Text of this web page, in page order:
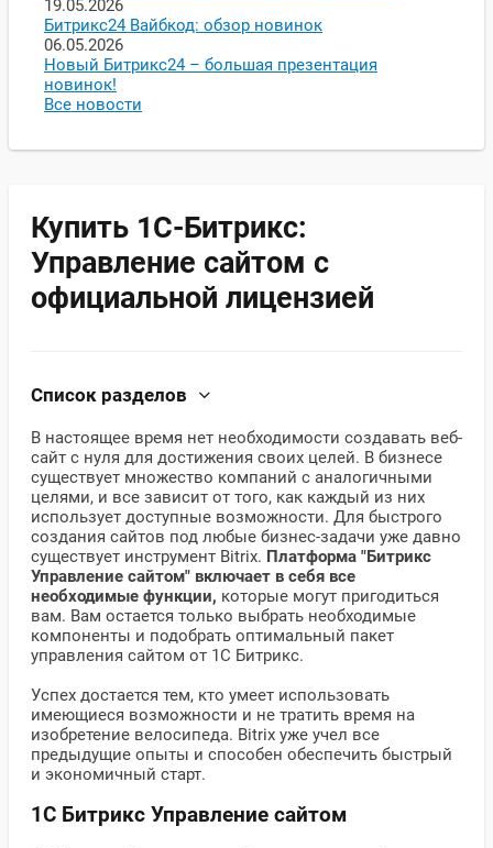
19.05.2026
Битрикс24 Вайбкод: обзор новинок
06.05.2026
Новый Битрикс24 – большая презентация
новинок!
Все новости
Купить 1С-Битрикс:
Управление сайтом с
официальной лицензией
Список разделов
В настоящее время нет необходимости создавать веб-
сайт с нуля для достижения своих целей. В бизнесе
существует множество компаний с аналогичными
целями, и все зависит от того, как каждый из них
использует доступные возможности. Для быстрого
создания сайтов под любые бизнес-задачи уже давно
существует инструмент Bitrix. Платформа "Битрикс
Управление сайтом" включает в себя все
необходимые функции, которые могут пригодиться
вам. Вам остается только выбрать необходимые
компоненты и подобрать оптимальный пакет
управления сайтом от 1С Битрикс.
Успех достается тем, кто умеет использовать
имеющиеся возможности и не тратить время на
изобретение велосипеда. Bitrix уже учел все
предыдущие опыты и способен обеспечить быстрый
и экономичный старт.
1С Битрикс Управление сайтом